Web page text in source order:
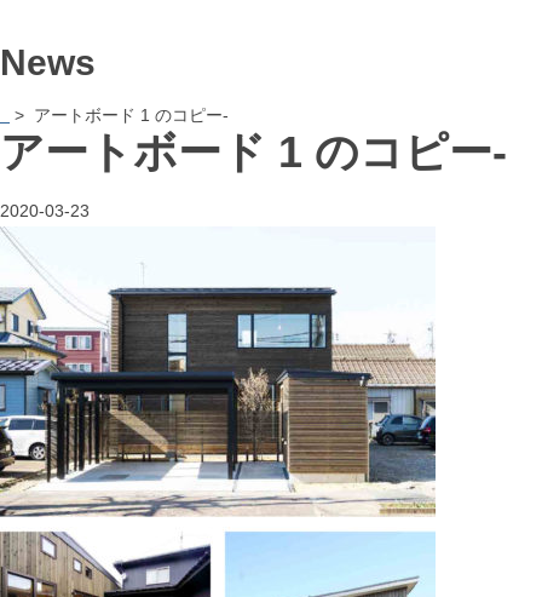
News
> アートボード 1 のコピー-
アートボード 1 のコピー-
2020-03-23